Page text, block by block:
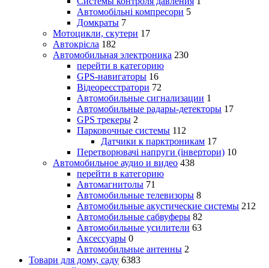
Автомобільні компресори 5
Домкраты 7
Мотоцикли, скутери 17
Автокрісла 182
Автомобильная электроника 230
перейти в категорию
GPS-навигаторы 16
Відеореєстратори 72
Автомобильные сигнализации 1
Автомобильные радары-детекторы 17
GPS трекеры 2
Парковочные системы 112
Датчики к парктроникам 17
Перетворювачі напруги (інвертори) 10
Автомобильное аудио и видео 438
перейти в категорию
Автомагнитолы 71
Автомобильные телевизоры 8
Автомобильные акустические системы 212
Автомобильные сабвуферы 82
Автомобильные усилители 63
Аксессуары 0
Автомобильные антенны 2
Товари для дому, саду 6383